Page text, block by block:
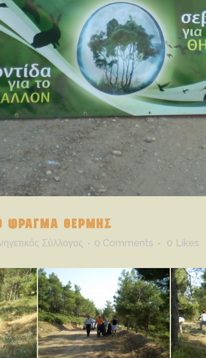
ΦΡΑΓΜΑ ΘΕΡΜΗΣ
Σύλλογος 0 Comments 0 Likes